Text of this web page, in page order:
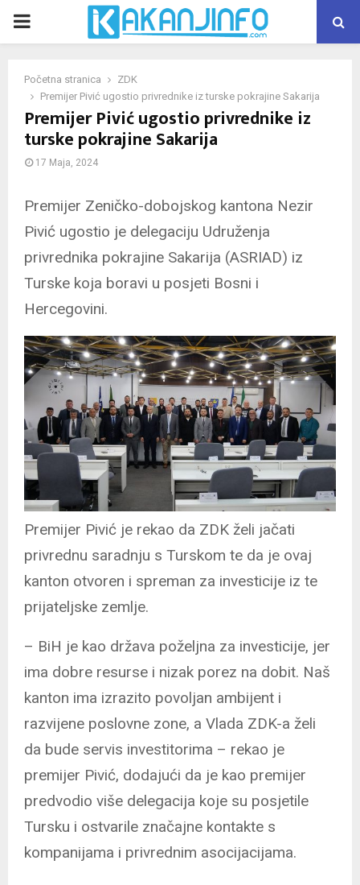
PRIMARY
Početna stranica
ZDK
Premijer Pivić ugostio privrednike iz turske pokrajine Sakarija
Premijer Pivić ugostio privrednike iz
turske pokrajine Sakarija
17 Maja, 2024
Premijer Zeničko-dobojskog kantona Nezir
Pivić ugostio je delegaciju Udruženja
privrednika pokrajine Sakarija (ASRIAD) iz
Turske koja boravi u posjeti Bosni i
Hercegovini.
Premijer Pivić je rekao da ZDK želi jačati
privrednu saradnju s Turskom te da je ovaj
kanton otvoren i spreman za investicije iz te
prijateljske zemlje.
– BiH je kao država poželjna za investicije, jer
ima dobre resurse i nizak porez na dobit. Naš
kanton ima izrazito povoljan ambijent i
razvijene poslovne zone, a Vlada ZDK-a želi
da bude servis investitorima – rekao je
premijer Pivić, dodajući da je kao premijer
predvodio više delegacija koje su posjetile
Tursku i ostvarile značajne kontakte s
kompanijama i privrednim asocijacijama.